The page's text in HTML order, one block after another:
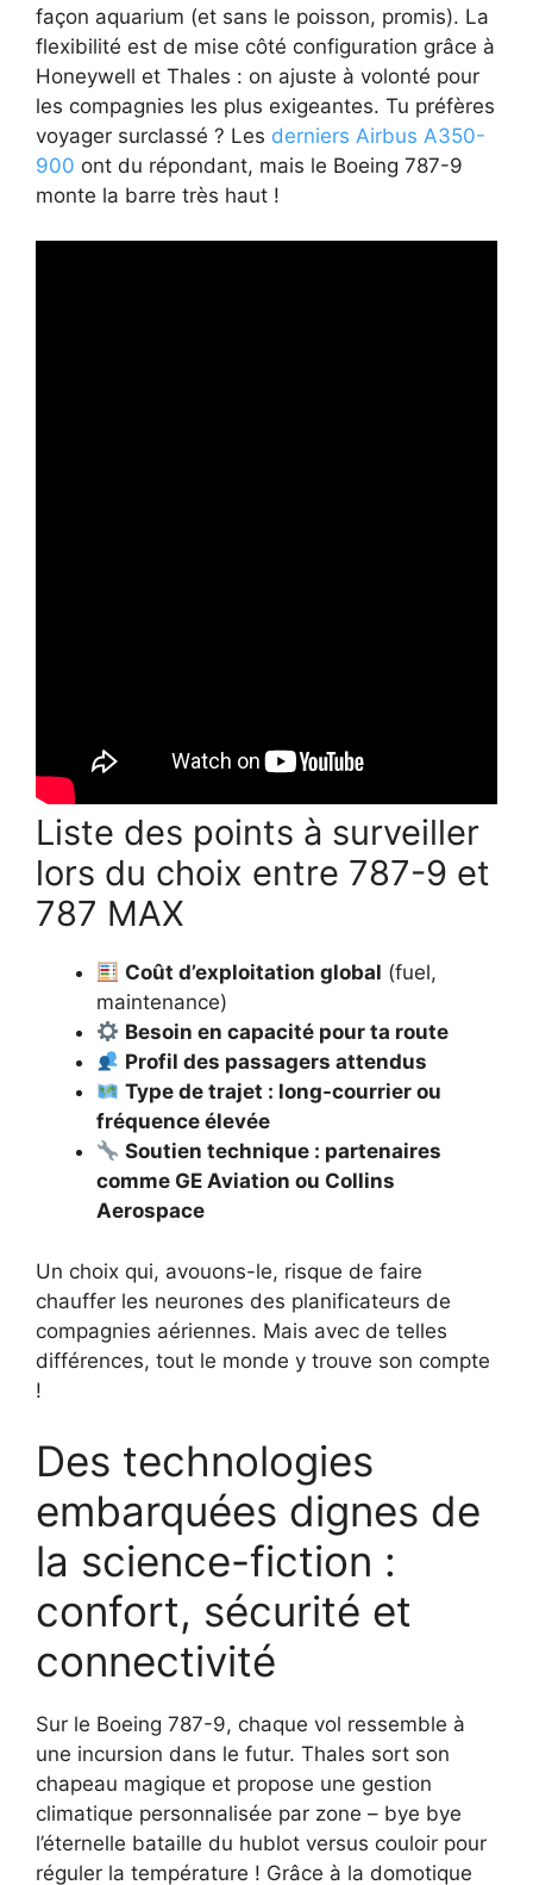
façon aquarium (et sans le poisson, promis). La
flexibilité est de mise côté configuration grâce à
Honeywell et Thales : on ajuste à volonté pour
les compagnies les plus exigeantes. Tu préfères
voyager surclassé ? Les derniers Airbus A350-
900 ont du répondant, mais le Boeing 787-9
monte la barre très haut !
Liste des points à surveiller
lors du choix entre 787-9 et
787 MAX
Coût d’exploitation global (fuel,
maintenance)
Besoin en capacité pour ta route
Profil des passagers attendus
Type de trajet : long-courrier ou
fréquence élevée
Soutien technique : partenaires
comme GE Aviation ou Collins
Aerospace
Un choix qui, avouons-le, risque de faire
chauffer les neurones des planificateurs de
compagnies aériennes. Mais avec de telles
différences, tout le monde y trouve son compte
!
Des technologies
embarquées dignes de
la science-fiction :
confort, sécurité et
connectivité
Sur le Boeing 787-9, chaque vol ressemble à
une incursion dans le futur. Thales sort son
chapeau magique et propose une gestion
climatique personnalisée par zone – bye bye
l’éternelle bataille du hublot versus couloir pour
réguler la température ! Grâce à la domotique